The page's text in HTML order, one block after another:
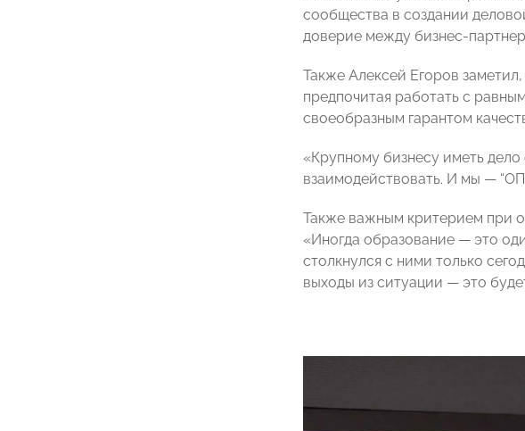
сообщества в создании
доверие между бизнес-
Также Алексей Егоров
предпочитая работать с
своеобразным гарантом
«Крупному бизнесу иметь
взаимодействовать. И мы —
Также важным критерием при
«Иногда образование — это
столкнулся с ними только
выходы из ситуации — это